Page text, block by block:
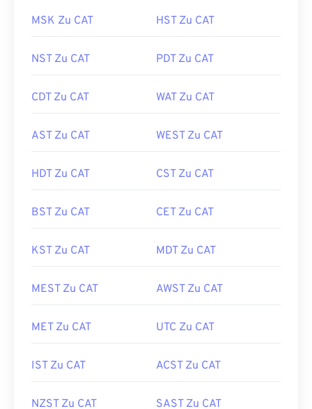
MSK Zu CAT HST Zu CAT
NST Zu CAT PDT Zu CAT
CDT Zu CAT WAT Zu CAT
AST Zu CAT WEST Zu CAT
HDT Zu CAT CST Zu CAT
BST Zu CAT CET Zu CAT
KST Zu CAT MDT Zu CAT
MEST Zu CAT AWST Zu CAT
MET Zu CAT UTC Zu CAT
IST Zu CAT ACST Zu CAT
NZST Zu CAT SAST Zu CAT